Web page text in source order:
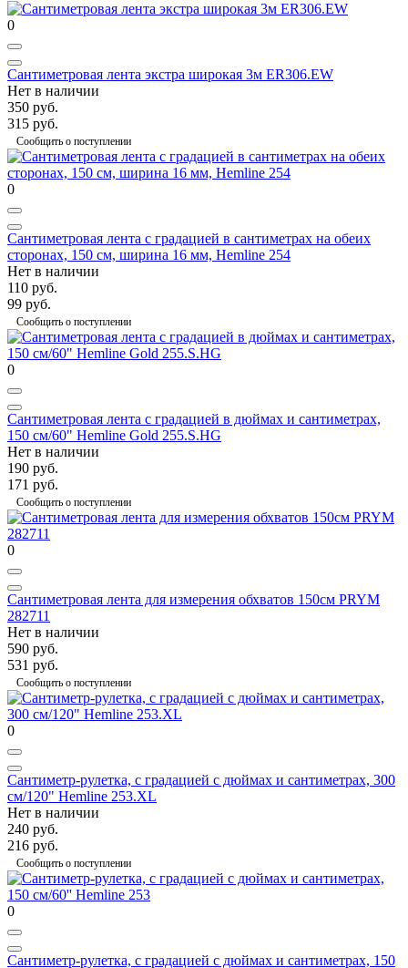
0
Сантиметровая лента экстра широкая 3м ER306.EW
Нет в наличии
350 руб.
315 руб.
Сообщить о поступлении
0
Сантиметровая лента с градацией в сантиметрах на обеих
сторонах, 150 см, ширина 16 мм, Hemline 254
Нет в наличии
110 руб.
99 руб.
Сообщить о поступлении
0
Сантиметровая лента с градацией в дюймах и сантиметрах,
150 см/60" Hemline Gold 255.S.HG
Нет в наличии
190 руб.
171 руб.
Сообщить о поступлении
0
Сантиметровая лента для измерения обхватов 150см PRYM
282711
Нет в наличии
590 руб.
531 руб.
Сообщить о поступлении
0
Сантиметр-рулетка, с градацией с дюймах и сантиметрах, 300
cм/120" Hemline 253.XL
Нет в наличии
240 руб.
216 руб.
Сообщить о поступлении
0
Сантиметр-рулетка, с градацией с дюймах и сантиметрах, 150